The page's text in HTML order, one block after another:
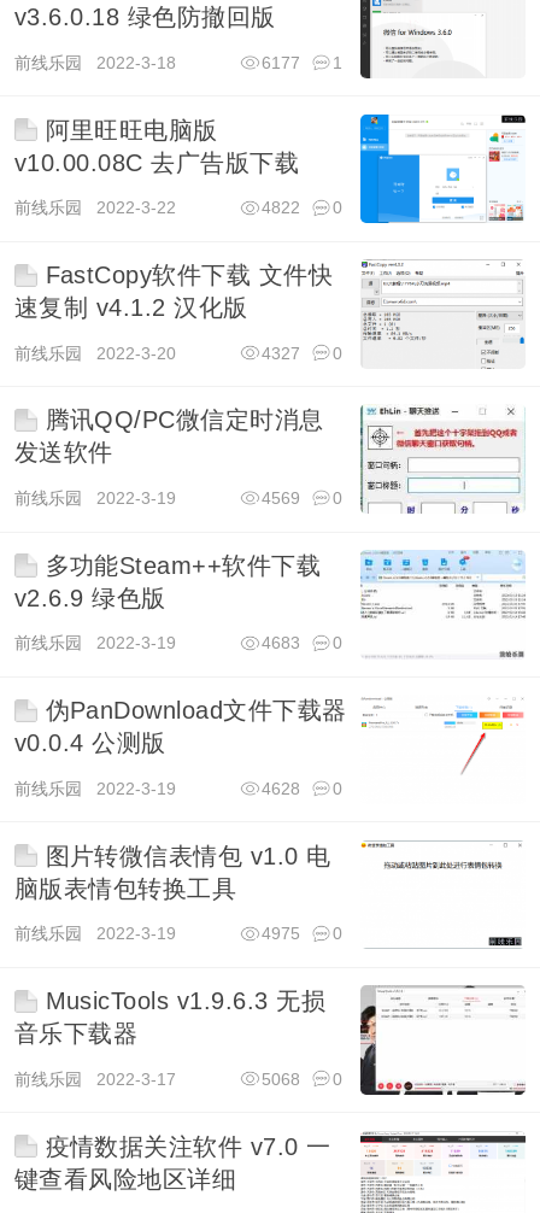
v3.6.0.18 绿色防撤回版
前线乐园 2022-3-18 1
6177
阿里旺旺电脑版
v10.00.08C 去广告版下载
前线乐园 2022-3-22 0
4822
FastCopy软件下载 文件快
速复制 v4.1.2 汉化版
前线乐园 2022-3-20 0
4327
腾讯QQ/PC微信定时消息
发送软件
前线乐园 2022-3-19 0
4569
多功能Steam++软件下载
v2.6.9 绿色版
前线乐园 2022-3-19 0
4683
伪PanDownload文件下载器
v0.0.4 公测版
前线乐园 2022-3-19 0
4628
图片转微信表情包 v1.0 电
脑版表情包转换工具
前线乐园 2022-3-19 0
4975
MusicTools v1.9.6.3 无损
音乐下载器
前线乐园 2022-3-17 0
5068
疫情数据关注软件 v7.0 一
键查看风险地区详细